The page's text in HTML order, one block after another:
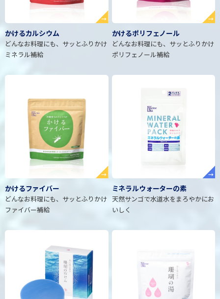
→
かけるカルシウム
どんなお料理にも、サッとふりかけ
ミネラル補給
→
かけるポリフェノール
どんなお料理にも、サッとふりかけ
ポリフェノール補給
→
かけるファイバー
どんなお料理にも、サッとふりかけ
ファイバー補給
→
ミネラルウォーターの素
天然サンゴで水道水をまろやかにお
いしく